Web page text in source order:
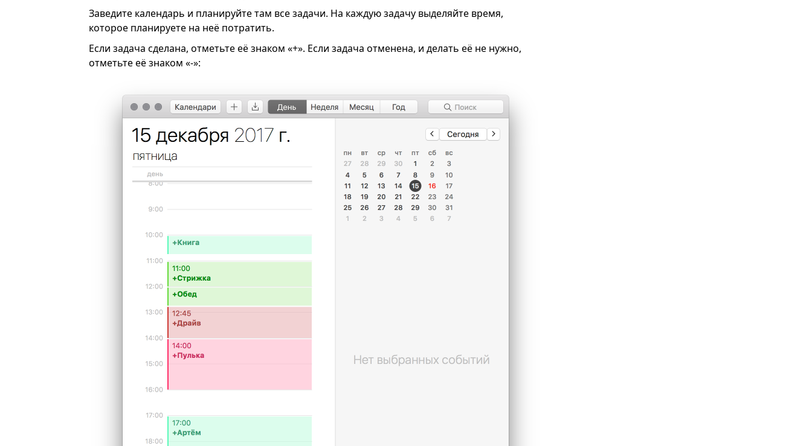
Заведите календарь и планируйте там все задачи. На каждую задачу выделяйте время,
которое планируете на неё потратить.
Если задача сделана, отметьте её знаком «+». Если задача отменена, и делать её не нужно,
отметьте её знаком «-»: